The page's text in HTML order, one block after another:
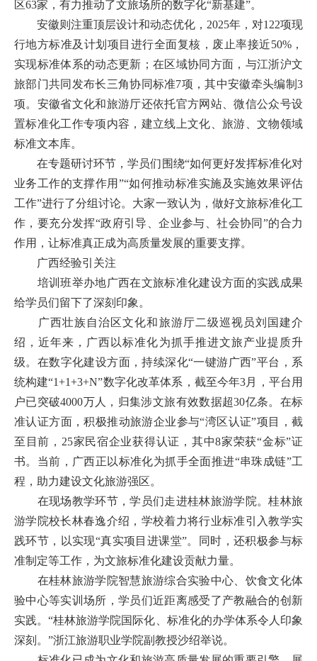
区63家，有力推动了文旅场所的数字化“新基建”。
安徽则注重顶层设计和动态优化，2025年，对122项现
行地方标准及计划项目进行全面复核，废止率接近50%，
实现标准体系的动态更新；在区域协同方面，与江浙沪文
旅部门共同发布长三角协同标准7项，其中安徽牵头编制3
项。安徽省文化和旅游厅还依托官方网站、微信公众号设
置标准化工作专项内容，建立线上文化、旅游、文物领域
标准文本库。
在专题研讨环节，学员们围绕“如何更好发挥标准化对
业务工作的支撑作用”“如何推动标准实施及实施效果评估
工作”进行了分组讨论。大家一致认为，做好文旅标准化工
作，要充分发挥“政府引导、企业参与、社会协同”的合力
作用，让标准真正成为高质量发展的重要支撑。
广西经验引关注
培训班举办地广西在文旅标准化建设方面的实践成果
给学员们留下了深刻印象。
广西壮族自治区文化和旅游厅二级巡视员刘国建介
绍，近年来，广西以标准化为抓手推进文旅产业提质升
级。在数字化建设方面，持续深化“一键游广西”平台，系
统构建“1+1+3+N”数字化改革体系，截至今年3月，平台用
户已突破4000万人，归集涉文旅有效数据超30亿条。在标
准认证方面，积极推动旅游企业参与“湾区认证”项目，截
至目前，25家民宿企业获得认证，其中8家荣获“金标”证
书。当前，广西正以标准化为抓手全面推进“串珠成链”工
程，助力建设文化旅游强区。
在现场教学环节，学员们走进桂林旅游学院。桂林旅
游学院校长林春逸介绍，学校着力将行业标准引入教学实
践环节，以实现“真实项目进课堂”。同时，还积极参与标
准制定等工作，为文旅标准化建设贡献力量。
在桂林旅游学院智慧旅游综合实验中心、饮食文化体
验中心等实训场所，学员们近距离感受了产教融合的创新
实践。“桂林旅游学院国际化、标准化的办学体系令人印象
深刻。”浙江旅游职业学院副教授沙绍举说。